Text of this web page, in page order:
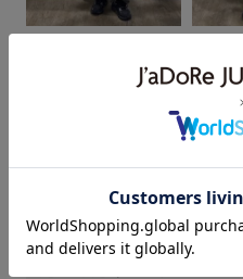
173cm
スタッフレビュー
GEL-VENTURETM 6は、